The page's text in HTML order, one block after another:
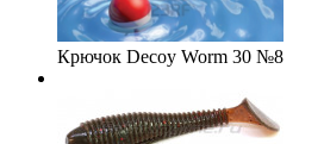
Крючок Decoy Worm 30 №8